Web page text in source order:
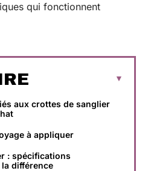
qui fonctionnent
aux crottes de sanglier
à appliquer
: spécifications
différence